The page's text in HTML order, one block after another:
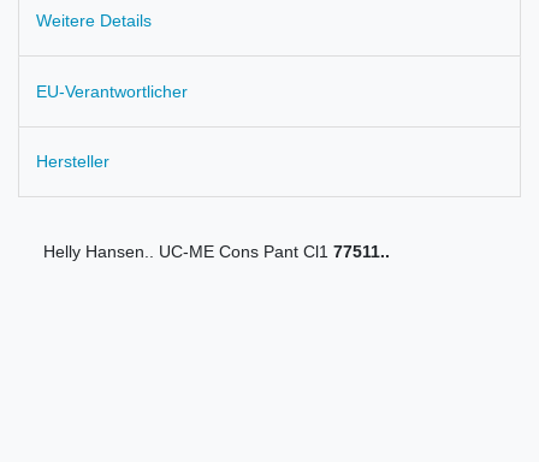
Weitere Details
EU-Verantwortlicher
Hersteller
Helly Hansen.. UC-ME Cons Pant Cl1 77511..